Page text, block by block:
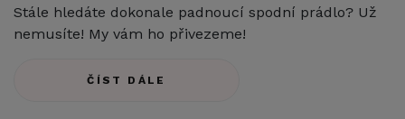
Stále hledáte dokonale padnoucí spodní prádlo? Už
nemusíte! My vám ho přivezeme!
ČÍST DÁLE